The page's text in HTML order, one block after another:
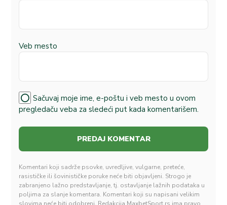
Veb mesto
Sačuvaj moje ime, e-poštu i veb mesto u ovom
pregledaču veba za sledeći put kada komentarišem.
Komentari koji sadrže psovke, uvredljive, vulgarne, preteće,
rasističke ili šovinističke poruke neće biti objavljeni. Strogo je
zabranjeno lažno predstavljanje, tj. ostavljanje lažnih podataka u
poljima za slanje komentara. Komentari koji su napisani velikim